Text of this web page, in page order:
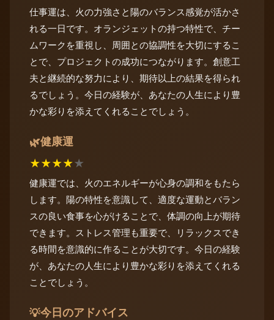
仕事運は、火の力強さと陽のバランス感覚が活かさ
れる一日です。オランジェットの持つ特性で、チー
ムワークを重視し、周囲との協調性を大切にするこ
とで、プロジェクトの成功につながります。創意工
夫と継続的な努力により、期待以上の結果を得られ
るでしょう。今日の経験が、あなたの人生により豊
かな彩りを添えてくれることでしょう。
🌿健康運
★★★★★
健康運では、火のエネルギーが心身の調和をもたら
します。陽の特性を意識して、適度な運動とバラン
スの良い食事を心がけることで、体調の向上が期待
できます。ストレス管理も重要で、リラックスでき
る時間を意識的に作ることが大切です。今日の経験
が、あなたの人生により豊かな彩りを添えてくれる
ことでしょう。
💡今日のアドバイス